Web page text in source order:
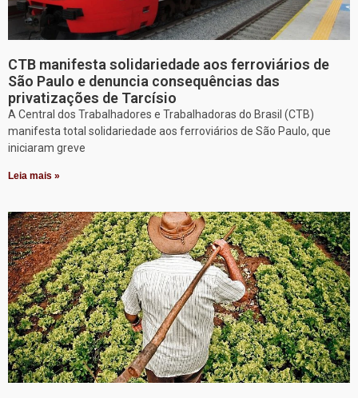
CTB manifesta solidariedade aos ferroviários de
São Paulo e denuncia consequências das
privatizações de Tarcísio
A Central dos Trabalhadores e Trabalhadoras do Brasil (CTB)
manifesta total solidariedade aos ferroviários de São Paulo, que
iniciaram greve
Leia mais »